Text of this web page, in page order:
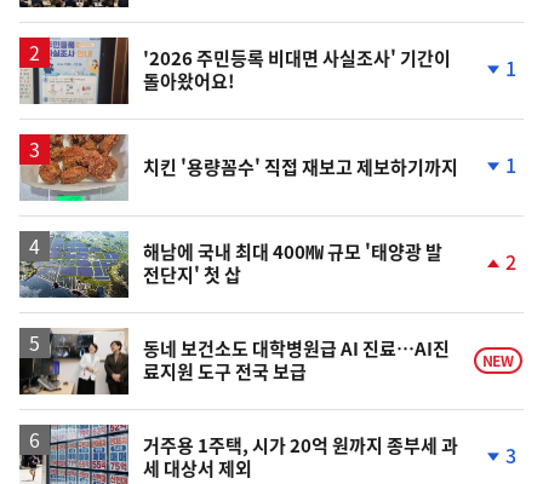
상
'2026 주민등록 비대면 사실조사' 기간이
돌아왔어요!
하
1
치킨 '용량꼼수' 직접 재보고 제보하기까지
하
1
해남에 국내 최대 400㎿ 규모 '태양광 발
전단지' 첫 삽
상
승
2
동네 보건소도 대학병원급 AI 진료…AI진
료지원 도구 전국 보급
NEW
거주용 1주택, 시가 20억 원까지 종부세 과
세 대상서 제외
3